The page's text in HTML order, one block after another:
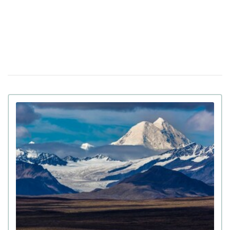
25-річній дівчині провели евтаназію через депресію
23 березня 10:14 Світ на межі голоду через війну в Ірані:
колапс на ринку добрив
20 березня 17:42 Українські офіцери шоковані тактикою
союзників США на Близькому Сході: деталі
12 березня 15:59 Третя світова вже почалася: її ключові
ознаки наводить почесний професор Букінгемського
університету
09 березня 15:00 Вчені завантажили мозок мухи в
комп'ютер: як поводиться цифрова копія комахи